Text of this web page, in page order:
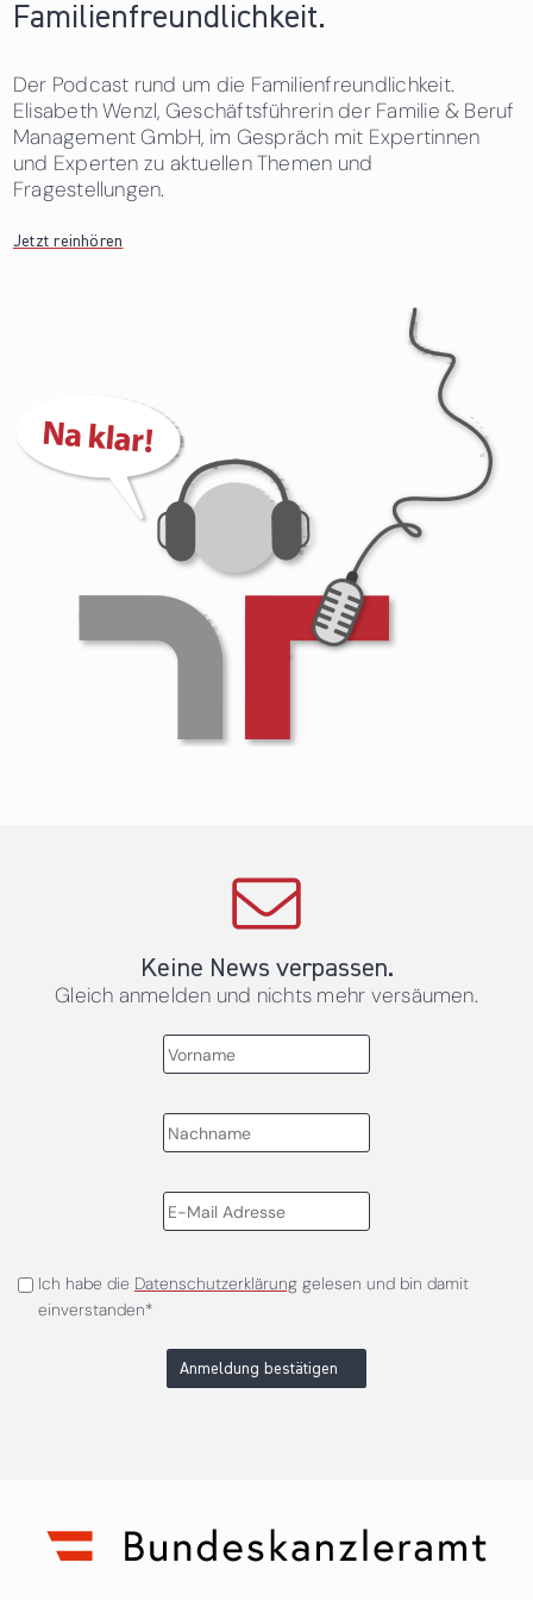
Familienfreundlichkeit.
Der Podcast rund um die Familienfreundlichkeit.
Elisabeth Wenzl, Geschäftsführerin der Familie & Beruf
Management GmbH, im Gespräch mit Expertinnen
und Experten zu aktuellen Themen und
Fragestellungen.
Jetzt reinhören
Keine News verpassen.
Gleich anmelden und nichts mehr versäumen.
Ich habe die Datenschutzerklärunggelesen und bin damit
einverstanden*
Anmeldung bestätigen